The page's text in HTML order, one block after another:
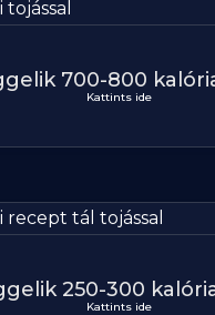
700-800
Kattints ide
250-300
Kattints ide